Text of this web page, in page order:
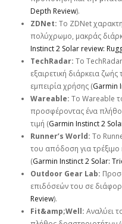
Depth Review).
ZDNet: Το ZDNet
πολύχρωμο, μακράς
Instinct 2 Solar review:
TechRadar: Το
εξαιρετική διάρκεια
εμπειρία χρήσης (Garmin
Wareable: Το Wareable
προσφέροντας ένα
τιμή (Garmin Instinct 2
Runner’s World: Το
του απόδοση για τρέξιμο
(Garmin Instinct 2 Solar:
Outdoor Gear Lab:
επιδόσεών του σε
Review).
Fit&amp;Well: Αναλύει